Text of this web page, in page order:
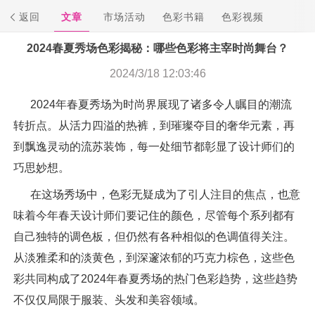
返回 文章 市场活动 色彩书籍 色彩视频
2024春夏秀场色彩揭秘：哪些色彩将主宰时尚舞台？
2024/3/18 12:03:46
2024年春夏秀场为时尚界展现了诸多令人瞩目的潮流
转折点。从活力四溢的热裤，到璀璨夺目的奢华元素，再
到飘逸灵动的流苏装饰，每一处细节都彰显了设计师们的
巧思妙想。
在这场秀场中，色彩无疑成为了引人注目的焦点，也意
味着今年春天设计师们要记住的颜色，尽管每个系列都有
自己独特的调色板，但仍然有各种相似的色调值得关注。
从淡雅柔和的淡黄色，到深邃浓郁的巧克力棕色，这些色
彩共同构成了2024年春夏秀场的热门色彩趋势，这些趋势
不仅仅局限于服装、头发和美容领域。